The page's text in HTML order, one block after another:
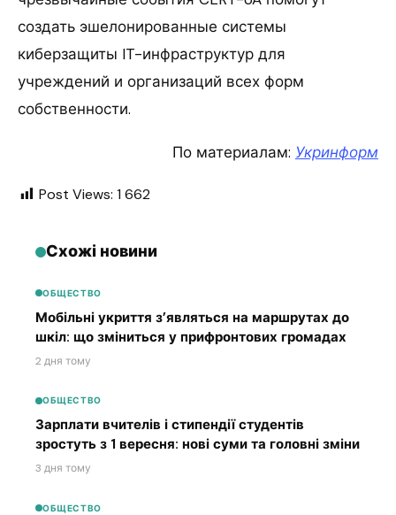
создать эшелонированные системы
киберзащиты IT-инфраструктур для
учреждений и организаций всех форм
собственности.
По материалам: Укринформ
Post Views: 1 662
Схожі новини
ОБЩЕСТВО
Мобільні укриття з’являться на маршрутах до
шкіл: що зміниться у прифронтових громадах
2 дня тому
ОБЩЕСТВО
Зарплати вчителів і стипендії студентів
зростуть з 1 вересня: нові суми та головні зміни
3 дня тому
ОБЩЕСТВО